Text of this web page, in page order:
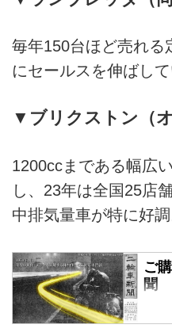
毎年150台ほど売れる
にセールスを伸ばして
▼ブリクストン（
1200ccまである幅広
し、23年は全国25店
中排気量車が特に好調
ご
聞